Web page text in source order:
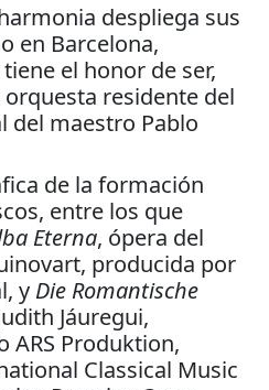
despliega sus
en Barcelona,
el honor de ser,
orquesta residente del
del maestro Pablo
de la formación
entre los que
Eterna, ópera del
producida por
y Die Romantische
Jáuregui,
ARS Produktion,
Classical Music